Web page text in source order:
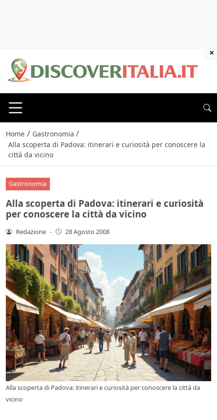
Home / Gastronomia /
Alla scoperta di Padova: itinerari e curiosità per conoscere la
città da vicino
Gastronomia
Alla scoperta di Padova: itinerari e curiosità
per conoscere la città da vicino
Redazione - 28 Agosto 2008
Alla scoperta di Padova: itinerari e curiosità per conoscere la città da
vicino
×